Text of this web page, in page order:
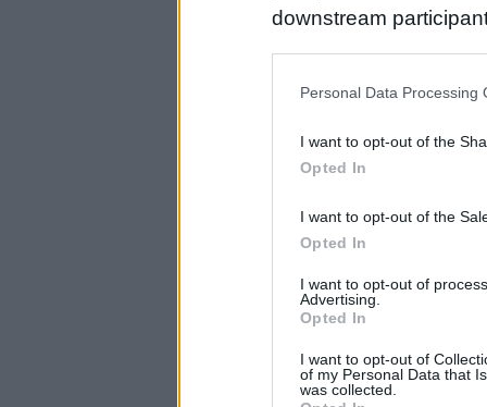
downstream
us to third parties on
Personal Data Processing
I want to opt-out of the
Opted In
I want to opt-out of the
Opted In
I want to opt-out of
Advertising.
Opted In
I want to opt-out of
of my Personal Data that
was collected.